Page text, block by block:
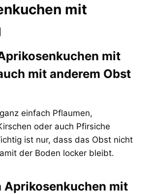
mit
mit
mit anderem Obst
einfach Pflaumen,
oder auch Pfirsiche
ist nur, dass das Obst nicht
der Boden locker bleibt.
Aprikosenkuchen mit